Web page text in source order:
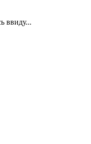
ввиду...